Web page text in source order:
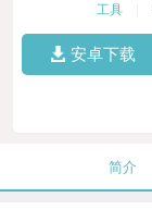
工具
安卓下载
简介